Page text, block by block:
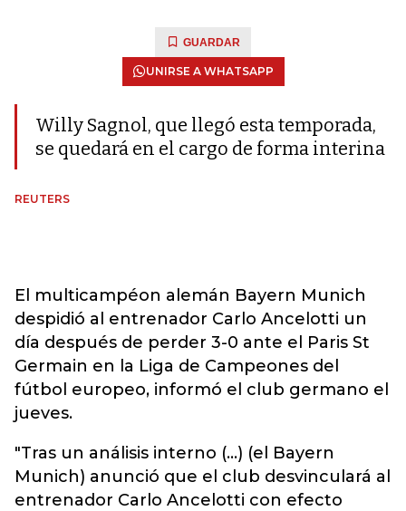
GUARDAR
UNIRSE A WHATSAPP
Willy Sagnol, que llegó esta temporada,
se quedará en el cargo de forma interina
REUTERS
El multicampéon alemán Bayern Munich
despidió al entrenador Carlo Ancelotti un
día después de perder 3-0 ante el Paris St
Germain en la Liga de Campeones del
fútbol europeo, informó el club germano el
jueves.
"Tras un análisis interno (...) (el Bayern
Munich) anunció que el club desvinculará al
entrenador Carlo Ancelotti con efecto